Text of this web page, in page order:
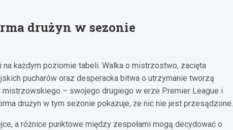
drużyn w sezonie
na każdym poziomie tabeli. Walka o mistrzostwo, zacięta
pucharów oraz desperacka bitwa o utrzymanie tworzą
– swojego drugiego w erze Premier League i
drużyn w tym sezonie pokazuje, że nic nie jest przesądzone.
a różnice punktowe między zespołami mogą decydować o